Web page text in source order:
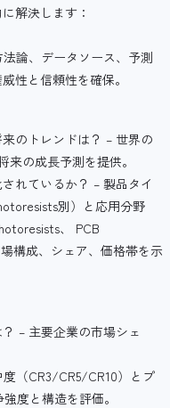
解決します：
論、データソース、予測
性と信頼性を確保。
のトレンドは？ – 世界の
の成長予測を提供。
れているか？ – 製品タイ
別）と応用分野
、 PCB
構成、シェア、価格帯を示
– 主要企業の市場シェ
（CR3/CR5/CR10）とプ
度と構造を評価。